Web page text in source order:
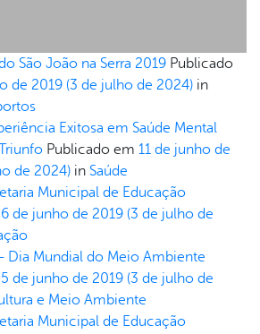
São João na Serra 2019 Publicado
de 2019 (3 de julho de 2024) in
Exitosa em Saúde Mental
Publicado em 11 de junho de
de 2024) in Saúde
Municipal de Educação
6 de junho de 2019 (3 de julho de
Dia Mundial do Meio Ambiente
5 de junho de 2019 (3 de julho de
e Meio Ambiente
Municipal de Educação